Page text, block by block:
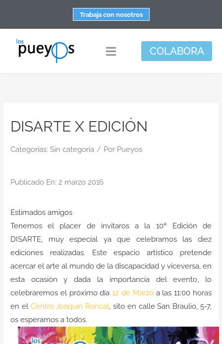
contenido
Trabaja con nosotros
Toggle
Apoyo personal y familiar
DisArte
Contacto
COLABORA
DISARTE X EDICIÓN
Categorías: Sin categoría / Por Pueyos
Publicado En: 2 marzo 2016
Estimados amigos
Tenemos el placer de invitaros a la 10ª Edición de
DISARTE, muy especial ya que celebramos las diez
ediciones realizadas. Este espacio artístico pretende
acercar el arte al mundo de la discapacidad y viceversa, en
esta ocasión y dada la importancia del evento, lo
celebraremos el próximo día12 de Marzoa las 11:00 horas
en el Centro Joaquín Roncal, sito en calle San Braulio, 5-7,
os esperamos a todos.